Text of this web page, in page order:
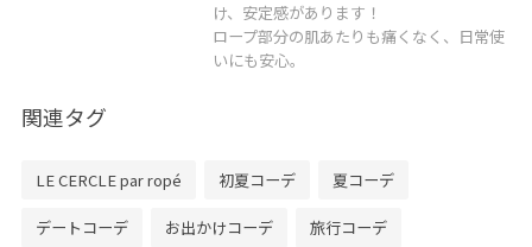
け、安定感があります！
ロープ部分の肌あたりも痛くなく、日常使
いにも安心。
関連タグ
LE CERCLE par ropé 初夏コーデ 夏コーデ
デートコーデ お出かけコーデ 旅行コーデ